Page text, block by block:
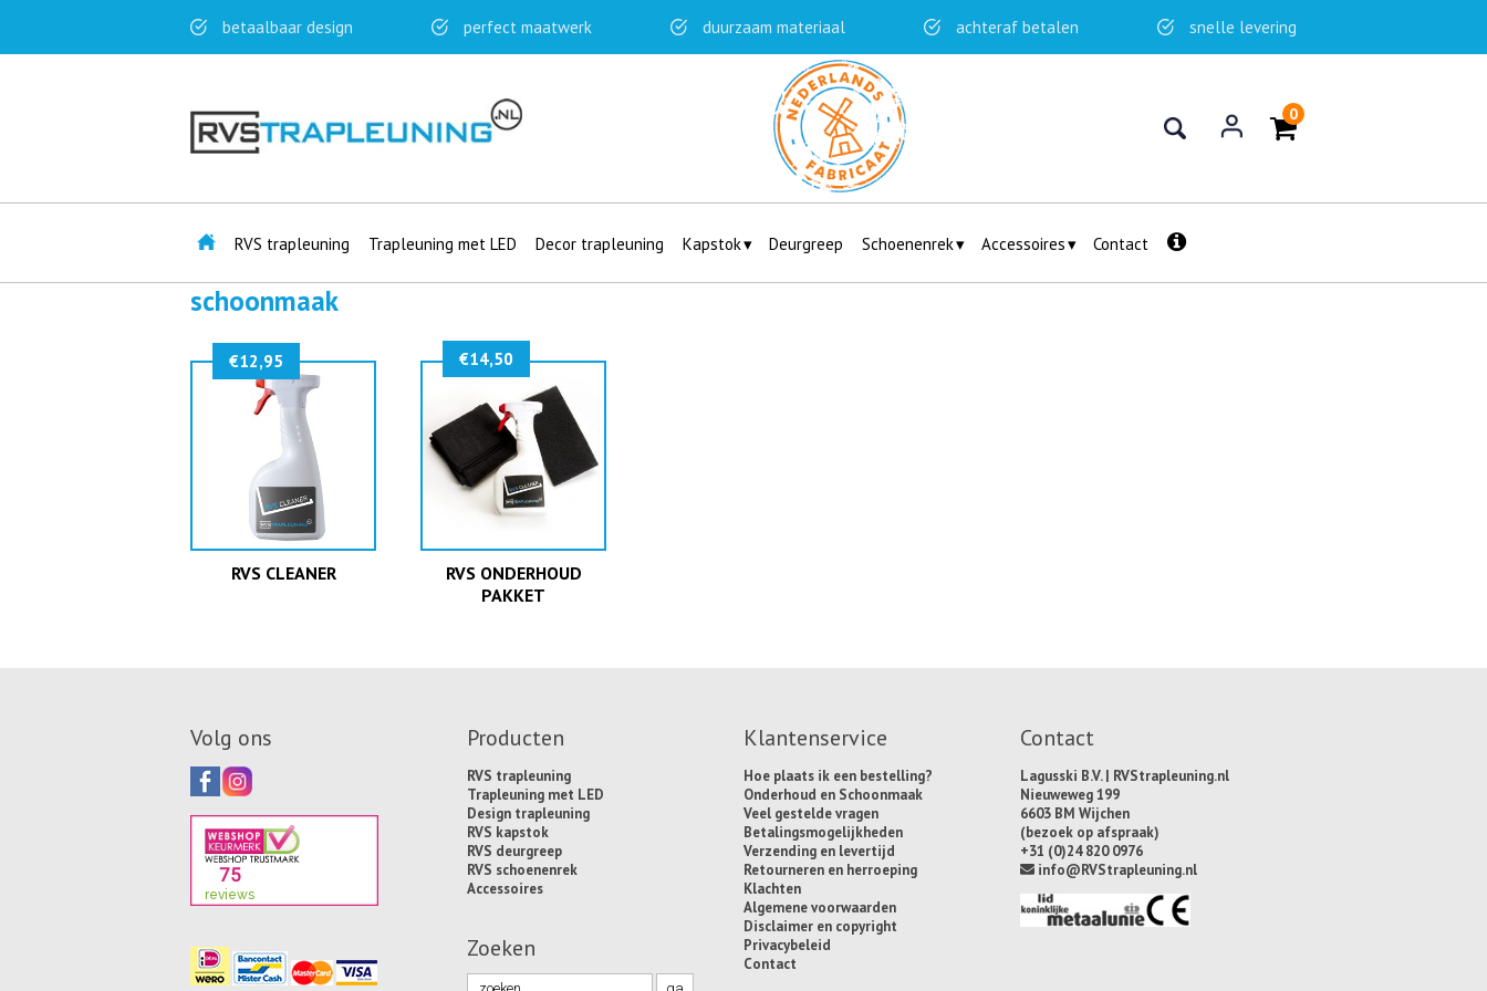
betaalbaar design perfect maatwerk duurzaam materiaal achteraf betalen snelle levering
0
RVS trapleuning Trapleuning met LED Decor trapleuning Kapstok Deurgreep Schoenenrek Accessoires Contact
schoonmaak
RVS CLEANER
€12,95
RVS ONDERHOUD
PAKKET
€14,50
Volg ons
Zoeken
Producten
RVS trapleuning
Trapleuning met LED
Design trapleuning
RVS kapstok
RVS deurgreep
RVS schoenenrek
Accessoires
Klantenservice
Hoe plaats ik een bestelling?
Onderhoud en Schoonmaak
Veel gestelde vragen
Betalingsmogelijkheden
Verzending en levertijd
Retourneren en herroeping
Klachten
Algemene voorwaarden
Disclaimer en copyright
Privacybeleid
Contact
Contact
Lagusski B.V. | RVStrapleuning.nl
Nieuweweg 199
6603 BM Wijchen
(bezoek op afspraak)
+31 (0)24 820 0976
info@RVStrapleuning.nl